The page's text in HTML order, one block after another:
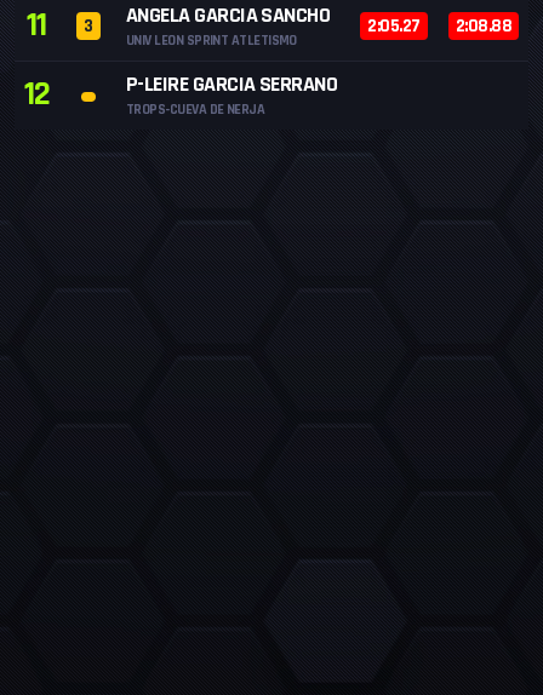
11 3 ANGELA GARCIA SANCHO
UNIV LEON SPRINT ATLETISMO
2:05.27 2:08.88
12 P-LEIRE GARCIA SERRANO
TROPS-CUEVA DE NERJA